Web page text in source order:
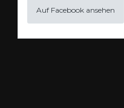
Auf Facebook ansehen